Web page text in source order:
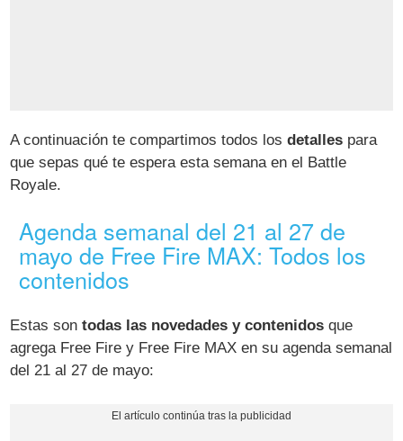
A continuación te compartimos todos losdetalles para
que sepas qué te espera esta semana en el Battle
Royale.
Agenda semanal del 21 al 27 de
mayo de Free Fire MAX: Todos los
contenidos
Estas sontodas las novedades y contenidos que
agrega Free Fire y Free Fire MAX en su agenda semanal
del 21 al 27 de mayo: